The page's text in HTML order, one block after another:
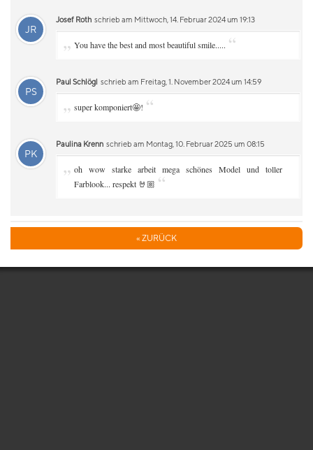
JR
Josef Roth schrieb am Mittwoch, 14. Februar 2024 um 19:13
„ You have the best and most beautiful smile..... “
PS
Paul Schlögl schrieb am Freitag, 1. November 2024 um 14:59
„ super komponiert🤩! “
PK
Paulina Krenn schrieb am Montag, 10. Februar 2025 um 08:15
„ oh wow starke arbeit mega schönes Model und toller
Farblook... respekt 🤘🏼 “
« ZURÜCK